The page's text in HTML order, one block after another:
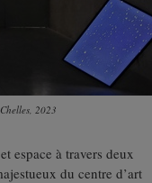
2023
espace à travers deux
du centre d’art